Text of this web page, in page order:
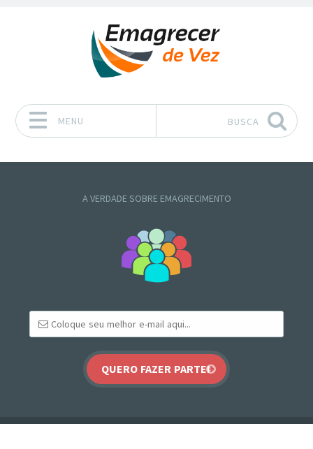
MENU BUSCA
A VERDADE SOBRE EMAGRECIMENTO